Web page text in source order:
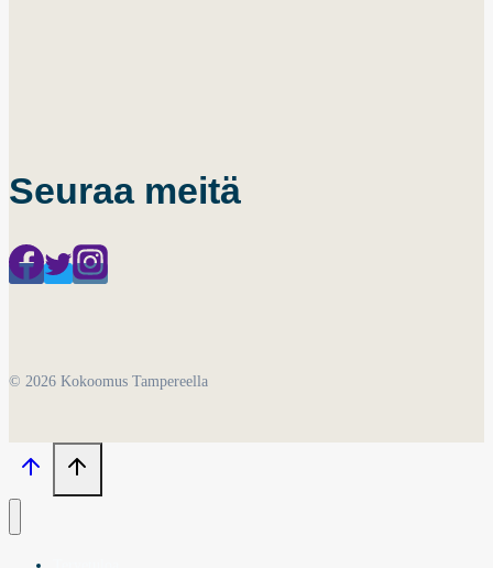
Seuraa meitä
© 2026 Kokoomus Tampereella